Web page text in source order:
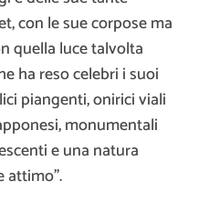
con le sue corpose ma
quella luce talvolta
ha reso celebri i suoi
piangenti, onirici viali
monumentali
e una natura
attimo”.